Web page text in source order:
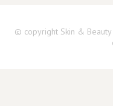
© copyright Skin & Beauty